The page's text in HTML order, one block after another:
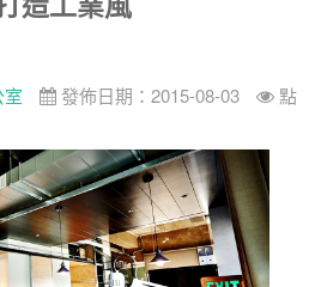
發佈日期：2015-08-03
點